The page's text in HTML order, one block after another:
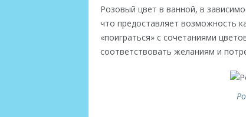
Розовый цвет в ванной, в
что предоставляет возможность
«поиграться» с сочетаниями
соответствовать желаниям и